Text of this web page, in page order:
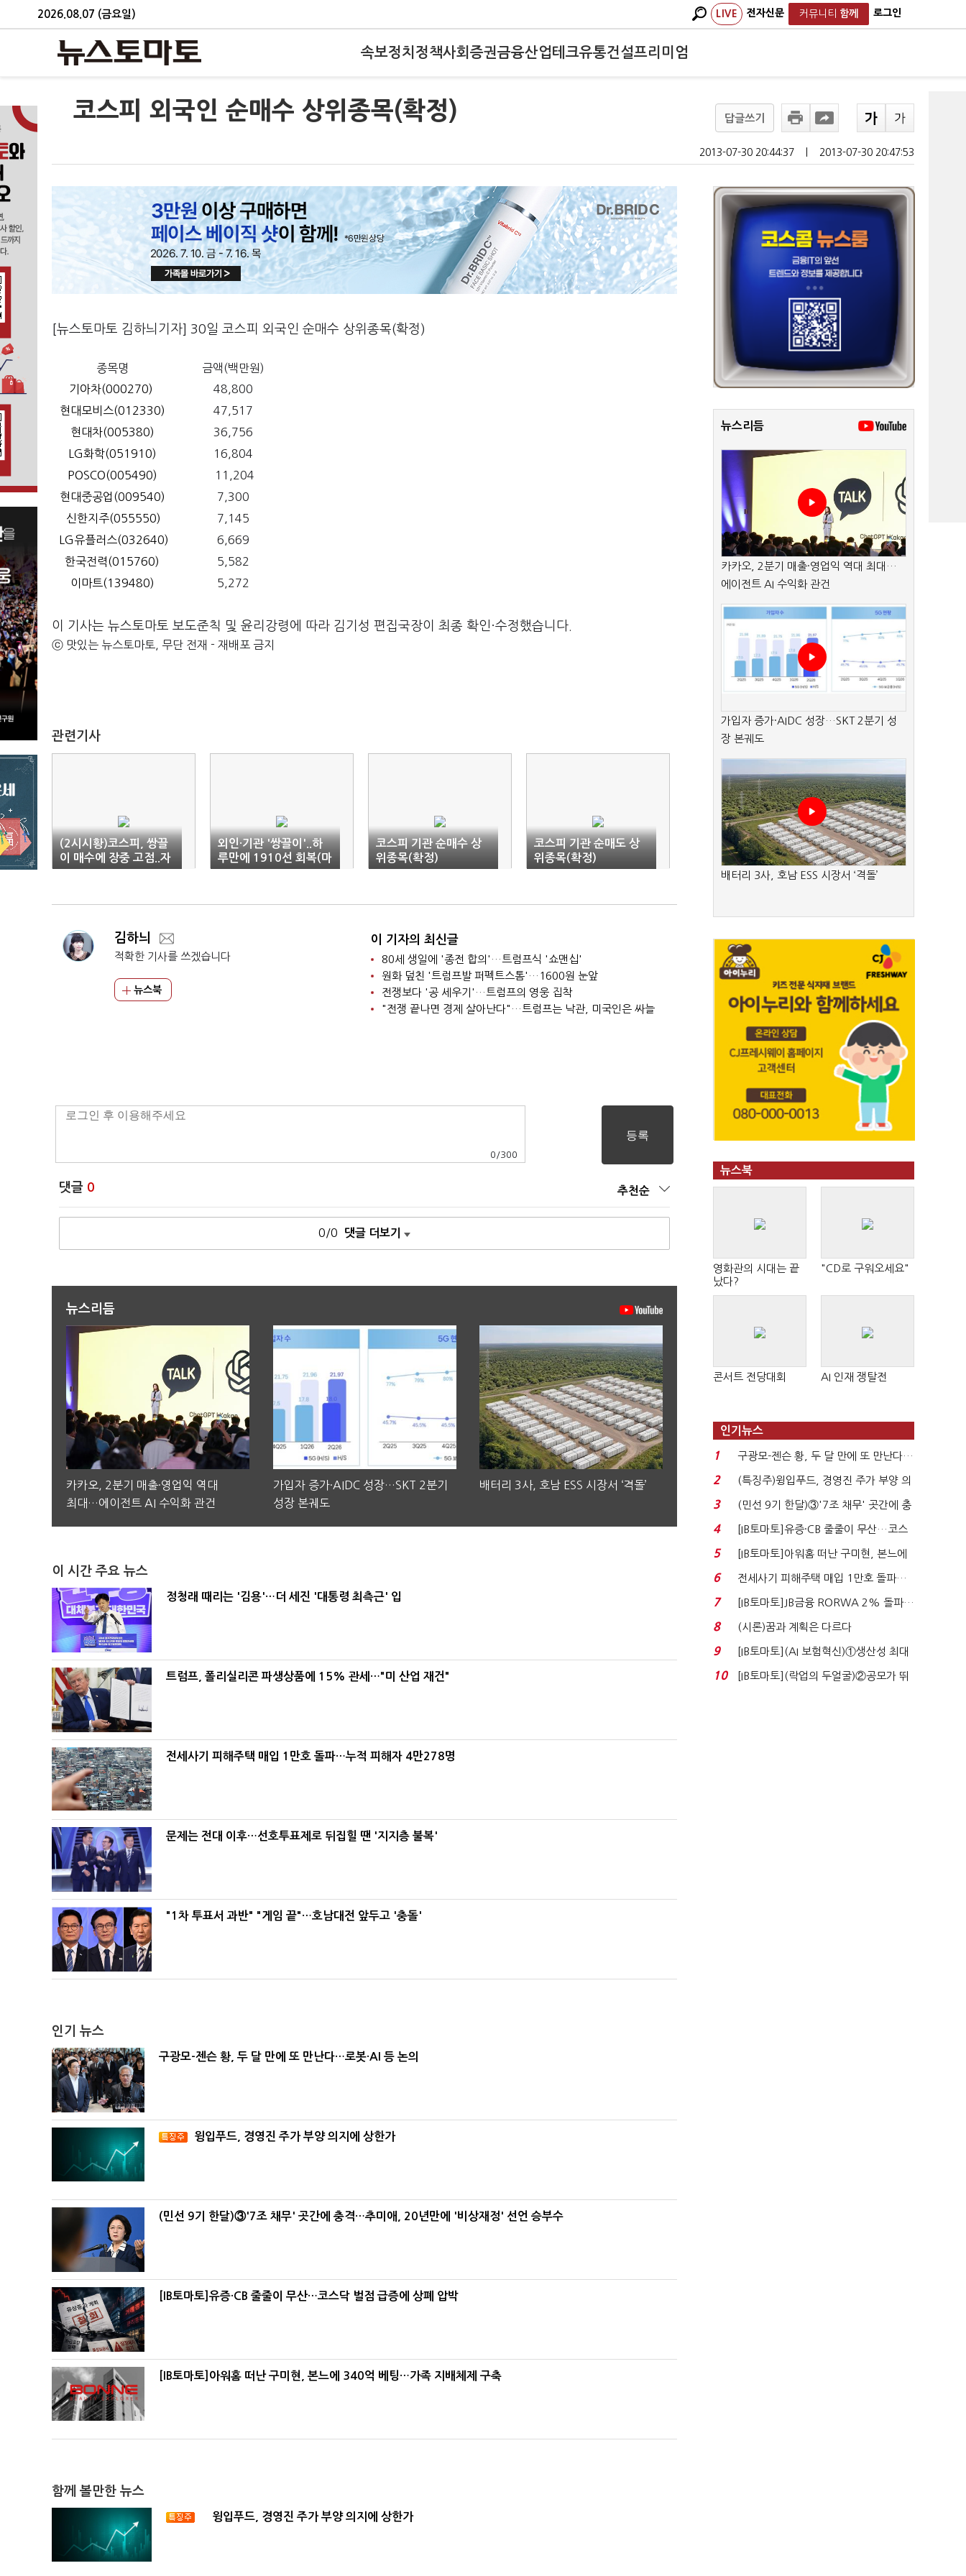
2026.08.07 (금요일) LIVE 전자신문 커뮤니티 함께 로그인
속보정치 정책사회 증권금융산업테크유통건설프리미엄
코스피 외국인 순매수 상위종목(확정) 답글쓰기
2013-07-30 20:44:37 2013-07-30 20:47:53
[뉴스토마토 김하늬기자] 30일 코스피 외국인 순매수 상위종목(확정)
종목명
금액(백만원)
기아차(000270)
48,800
현대모비스(012330)
47,517
현대차(005380)
36,756
LG화학(051910)
16,804
POSCO(005490)
11,204
현대중공업(009540)
7,300
신한지주(055550)
7,145
LG유플러스(032640)
6,669
한국전력(015760)
5,582
이마트(139480)
5,272
이 기사는 뉴스토마토 보도준칙 및 윤리강령에 따라 김기성 편집국장이 최종 확인·수정했습니다.
ⓒ 맛있는 뉴스토마토, 무단 전재 - 재배포 금지
관련기사
(2시시황)코스피, 쌍끌
이 매수에 장중 고점..자
동차↑·통신↓
외인·기관 '쌍끌이'..하
루만에 1910선 회복(마
감)
코스피 기관 순매수 상
위종목(확정)
코스피 기관 순매도 상
위종목(확정)
김하늬
적확한 기사를 쓰겠습니다
뉴스북
이 기자의 최신글
80세 생일에 '종전 합의'…트럼프식 '쇼맨십'
원화 덮친 '트럼프발 퍼펙트스톰'…1600원 눈앞
전쟁보다 '공 세우기'…트럼프의 영웅 집착
"전쟁 끝나면 경제 살아난다"…트럼프는 낙관, 미국인은 싸늘
0 /300
댓글 0 추천순
0/0 댓글 더보기
뉴스리듬
카카오, 2분기 매출·영업익 역대
최대…에이전트 AI 수익화 관건
가입자 증가·AIDC 성장…SKT 2분기
성장 본궤도
배터리 3사, 호남 ESS 시장서 ‘격돌’
이 시간 주요 뉴스
정청래 때리는 '김용'…더 세진 '대통령 최측근' 입
트럼프, 폴리실리콘 파생상품에 15% 관세…"미 산업 재건"
전세사기 피해주택 매입 1만호 돌파…누적 피해자 4만278명
문제는 전대 이후…선호투표제로 뒤집힐 땐 '지지층 불복'
"1차 투표서 과반" "게임 끝"…호남대전 앞두고 '충돌'
인기 뉴스
구광모-젠슨 황, 두 달 만에 또 만난다…로봇·AI 등 논의
윙입푸드, 경영진 주가 부양 의지에 상한가
(민선 9기 한달)③'7조 채무' 곳간에 충격…추미애, 20년만에 '비상재정' 선언 승부수
[IB토마토]유증·CB 줄줄이 무산…코스닥 벌점 급증에 상폐 압박
[IB토마토]아워홈 떠난 구미현, 본느에 340억 베팅…가족 지배체제 구축
함께 볼만한 뉴스
윙입푸드, 경영진 주가 부양 의지에 상한가
뉴스리듬
카카오, 2분기 매출·영업익 역대 최대…
에이전트 AI 수익화 관건
가입자 증가·AIDC 성장…SKT 2분기 성
장 본궤도
배터리 3사, 호남 ESS 시장서 ‘격돌’
뉴스북
영화관의 시대는 끝
났다?
"CD로 구워오세요"
콘서트 전당대회 AI 인재 쟁탈전
인기뉴스
1
구광모-젠슨 황, 두 달 만에 또 만난다…
로봇·AI 등 논...
2
(특징주)윙입푸드, 경영진 주가 부양 의
지에 상한가...
3
(민선 9기 한달)③'7조 채무' 곳간에 충
격…추미애, 20년...
4
[IB토마토]유증·CB 줄줄이 무산…코스
닥 벌점 급증에 ...
5
[IB토마토]아워홈 떠난 구미현, 본느에
340억 베팅…가...
6
전세사기 피해주택 매입 1만호 돌파…
누적 피해자 4만2...
7
[IB토마토]JB금융 RORWA 2% 돌파…
실적 견인은 은행 ...
8 (시론)꿈과 계획은 다르다
9
[IB토마토](AI 보험혁신)①생산성 최대
80% 개선…현실...
10
[IB토마토](락업의 두얼굴)②공모가 뛰